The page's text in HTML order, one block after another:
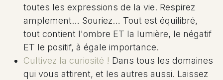
toutes les expressions de la vie. Respirez
amplement… Souriez… Tout est équilibré,
tout contient l'ombre ET la lumière, le négatif
ET le positif, à égale importance.
Cultivez la curiosité ! Dans tous les domaines
qui vous attirent, et les autres aussi. Laissez